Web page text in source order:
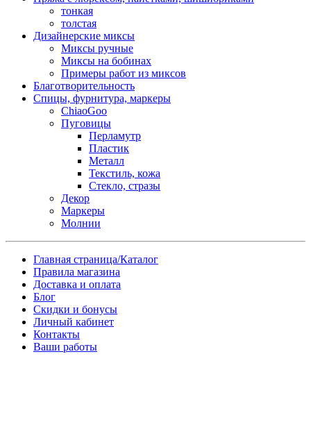
тонкая
толстая
Дизайнерские миксы
Миксы ручные
Миксы на бобинах
Примеры работ из миксов
Благотворительность
Спицы, фурнитура, маркеры
ChiaoGoo
Пуговицы
Перламутр
Пластик
Металл
Текстиль, кожа
Стекло, стразы
Декор
Маркеры
Молнии
Главная страница/Каталог
Правила магазина
Доставка и оплата
Блог
Скидки и бонусы
Личный кабинет
Контакты
Ваши работы